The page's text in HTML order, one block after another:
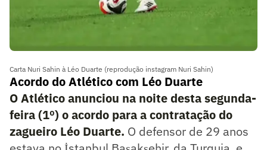
Carta Nuri Sahin à Léo Duarte (reprodução instagram Nuri Sahin)
Acordo do Atlético com Léo Duarte
O Atlético anunciou na noite desta segunda-
feira (1º) o acordo para a contratação do
zagueiro Léo Duarte. O defensor de 29 anos